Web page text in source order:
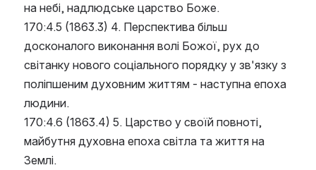
на небі, надлюдське царство Боже.
170:4.5 (1863.3) 4. Перспектива більш
досконалого виконання волі Божої, рух до
світанку нового соціального порядку у зв'язку з
поліпшеним духовним життям - наступна епоха
людини.
170:4.6 (1863.4) 5. Царство у своїй повноті,
майбутня духовна епоха світла та життя на
Землі.